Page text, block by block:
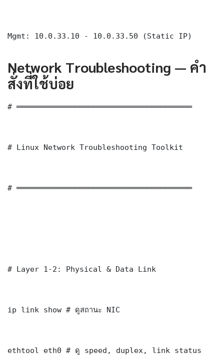
Mgmt: 10.0.33.10 - 10.0.33.50 (Static IP)
Network Troubleshooting — คำ
สั่งที่ใช้บ่อย
# ═══════════════════════════════════════
# Linux Network Troubleshooting Toolkit
# ═══════════════════════════════════════
# Layer 1-2: Physical & Data Link
ip link show # ดูสถานะ NIC
ethtool eth0 # ดู speed, duplex, link status